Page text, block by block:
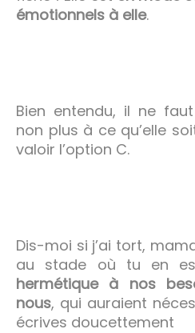
émotionnels à elle.
Bien entendu, il ne
non plus à ce qu’elle
valoir l’option C.
Dis-moi si j’ai tort,
au stade où tu en
hermétique à nos
nous, qui auraient
écrives doucettement